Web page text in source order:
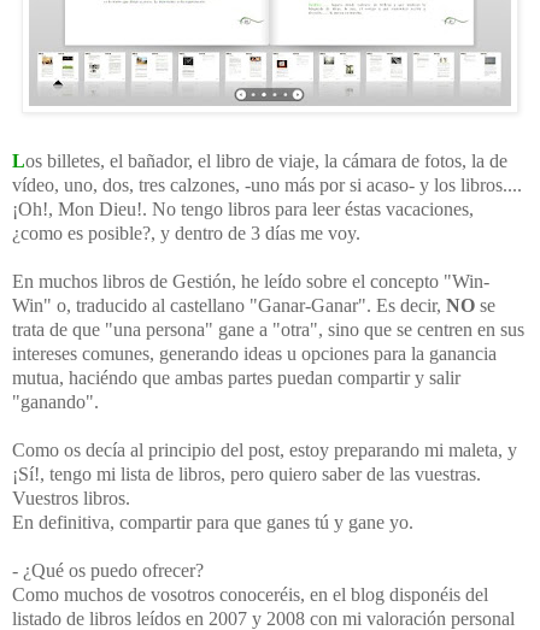
Los billetes, el bañador, el libro de viaje, la cámara de fotos, la de
vídeo, uno, dos, tres calzones, -uno más por si acaso- y los libros....
¡Oh!, Mon Dieu!. No tengo libros para leer éstas vacaciones,
¿como es posible?, y dentro de 3 días me voy.
En muchos libros de Gestión, he leído sobre el concepto "Win-
Win" o, traducido al castellano "Ganar-Ganar". Es decir, NO se
trata de que "una persona" gane a "otra", sino que se centren en sus
intereses comunes, generando ideas u opciones para la ganancia
mutua, haciéndo que ambas partes puedan compartir y salir
"ganando".
Como os decía al principio del post, estoy preparando mi maleta, y
¡Sí!, tengo mi lista de libros, pero quiero saber de las vuestras.
Vuestros libros.
En definitiva, compartir para que ganes tú y gane yo.
- ¿Qué os puedo ofrecer?
Como muchos de vosotros conoceréis, en el blog disponéis del
listado de libros leídos en 2007 y 2008 con mi valoración personal